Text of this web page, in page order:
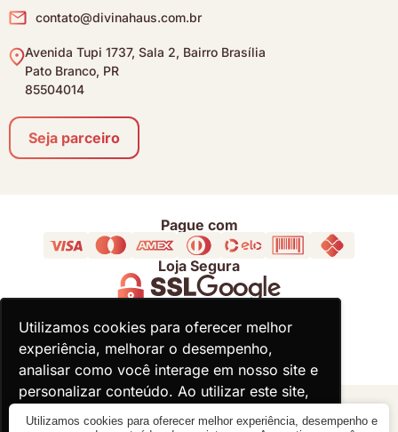
Utilizamos cookies para oferecer melhor
experiência, melhorar o desempenho,
analisar como você interage em nosso site e
personalizar conteúdo. Ao utilizar este site,
você concorda com o uso de cookies.
Utilizamos cookies para oferecer melhor
experiência, melhorar o desempenho,
analisar como você interage em nosso site e
personalizar conteúdo. Ao utilizar este site,
você concorda com o uso de cookies.
contato@divinahaus.com.br
Avenida Tupi 1737, Sala 2, Bairro Brasília
Pato Branco, PR
85504014
Seja parceiro
Pague com
Loja Segura
Acompanhe
© 2000 - 2026 - Divina Haus - CNPJ: 18.930.821/0001-92
Utilizamos cookies para oferecer melhor experiência, desempenho e